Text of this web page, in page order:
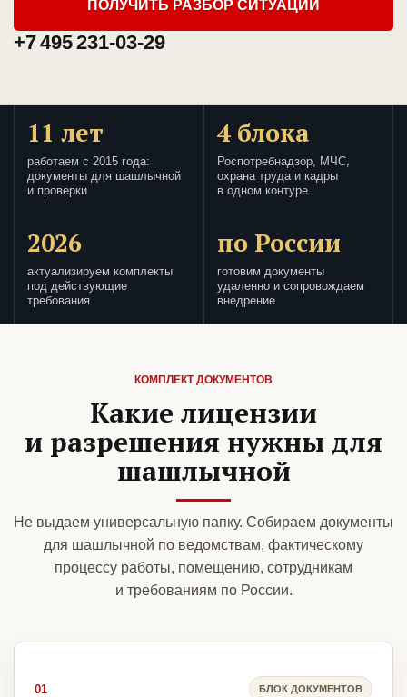
ПОЛУЧИТЬ РАЗБОР СИТУАЦИИ
+7 495 231-03-29
11 лет
работаем с 2015 года:
документы для шашлычной
и проверки
4 блока
Роспотребнадзор, МЧС,
охрана труда и кадры
в одном контуре
2026
актуализируем комплекты
под действующие
требования
по России
готовим документы
удаленно и сопровождаем
внедрение
КОМПЛЕКТ ДОКУМЕНТОВ
Какие лицензии
и разрешения нужны для
шашлычной
Не выдаем универсальную папку. Собираем документы
для шашлычной по ведомствам, фактическому
процессу работы, помещению, сотрудникам
и требованиям по России.
01 БЛОК ДОКУМЕНТОВ